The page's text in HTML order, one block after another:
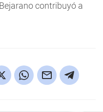
contribuyó a